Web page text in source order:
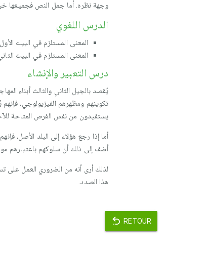
وجهة نظره. أما جمل النص فجميعها
الدرس اللغوي
المعنى المستلزم في البيت
المعنى المستلزم في البيت
درس التعبير والإنشاء
يُقصد بالجيل الثاني والثالث أبناء
تكوينهم ومظهرهم الفيزيولوجي،
يستفيدون من نفس الفرص المتاحة
أما إذا رجع هؤلاء إلى البلد الأصل،
أضف إلى ذلك أن سلوكهم باعتبارهم
لذلك أرى أنه من الضروري العمل على
هذا الصدد.
RETOUR